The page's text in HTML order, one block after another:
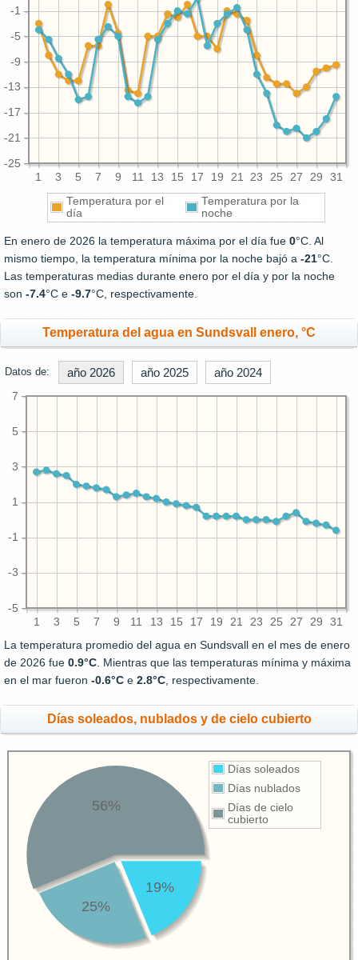
1 3 5 7 9 11 13 15 17 19 21 23 25 27 29 31
-25
-21
-17
-13
-9
-5
-1
Temperatura por el
día
Temperatura por la
noche
En enero de 2026 la temperatura máxima por el día fue 0°C. Al
mismo tiempo, la temperatura mínima por la noche bajó a -21°C.
Las temperaturas medias durante enero por el día y por la noche
son -7.4°C e -9.7°C, respectivamente.
Temperatura del agua en Sundsvall enero, °C
Datos de: año 2026 año 2025 año 2024
1 3 5 7 9 11 13 15 17 19 21 23 25 27 29 31
-5
-3
-1
1
3
5
7
La temperatura promedio del agua en Sundsvall en el mes de enero
de 2026 fue 0.9°C . Mientras que las temperaturas mínima y máxima
en el mar fueron -0.6°C e 2.8°C , respectivamente.
Días soleados, nublados y de cielo cubierto
Días soleados
Días nublados
Días de cielo
cubierto
19%
25%
56%